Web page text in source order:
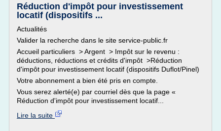
Réduction d'impôt pour investissement
locatif (dispositifs ...
Actualités
Valider la recherche dans le site service-public.fr
Accueil particuliers > Argent > Impôt sur le revenu :
déductions, réductions et crédits d'impôt >Réduction
d'impôt pour investissement locatif (dispositifs Duflot/Pinel)
Votre abonnement a bien été pris en compte.
Vous serez alerté(e) par courriel dès que la page «
Réduction d'impôt pour investissement locatif...
Lire la suite